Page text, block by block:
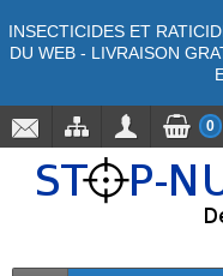
INSECTICIDES ET
DU WEB - LIVRAISON
0